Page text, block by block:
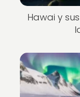
Hawai y